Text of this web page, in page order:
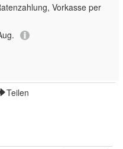
Vorkasse per
Teilen